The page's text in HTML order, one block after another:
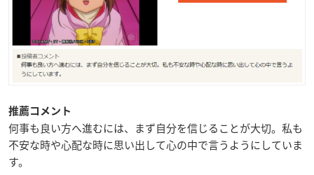
推薦コメント
何事も良い方へ進むには、まず自分を信じることが大切。私も
不安な時や心配な時に思い出して心の中で言うようにしていま
す。